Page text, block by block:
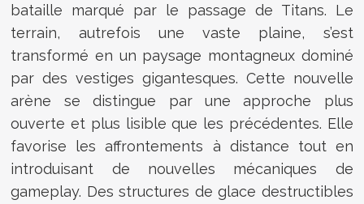
bataille marqué par le passage de Titans. Le
terrain, autrefois une vaste plaine, s’est
transformé en un paysage montagneux dominé
par des vestiges gigantesques. Cette nouvelle
arène se distingue par une approche plus
ouverte et plus lisible que les précédentes. Elle
favorise les affrontements à distance tout en
introduisant de nouvelles mécaniques de
gameplay. Des structures de glace destructibles